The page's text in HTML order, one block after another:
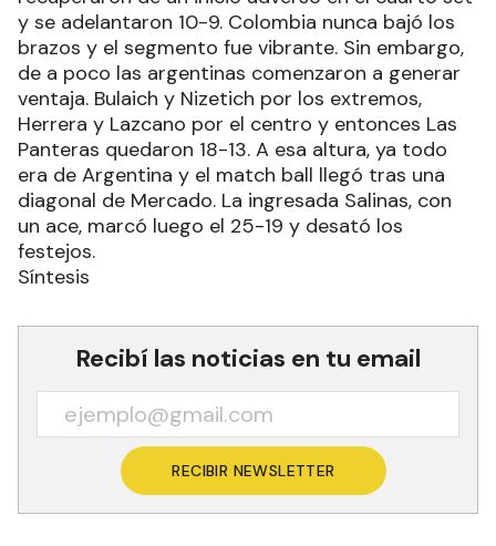
y se adelantaron 10-9. Colombia nunca bajó los
brazos y el segmento fue vibrante. Sin embargo,
de a poco las argentinas comenzaron a generar
ventaja. Bulaich y Nizetich por los extremos,
Herrera y Lazcano por el centro y entonces Las
Panteras quedaron 18-13. A esa altura, ya todo
era de Argentina y el match ball llegó tras una
diagonal de Mercado. La ingresada Salinas, con
un ace, marcó luego el 25-19 y desató los
festejos.
Síntesis
Recibí las noticias en tu email
RECIBIR NEWSLETTER